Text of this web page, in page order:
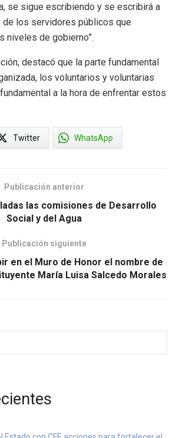
se sigue escribiendo y se escribirá a
los servidores públicos que
niveles de gobierno”.
destacó que la parte fundamental
los voluntarios y voluntarias
a la hora de enfrentar estos
Twitter WhatsApp
Publicación anterior
las comisiones de Desarrollo
Social y del Agua
Publicación siguiente
en el Muro de Honor el nombre de
María Luisa Salcedo Morales